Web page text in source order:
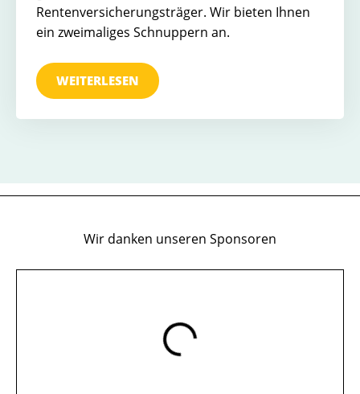
Rentenversicherungsträger. Wir bieten Ihnen
ein zweimaliges Schnuppern an.
WEITERLESEN
Wir danken unseren Sponsoren